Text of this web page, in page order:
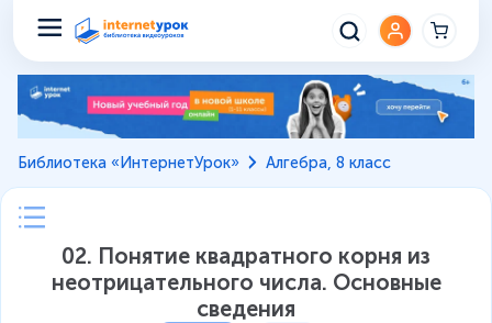
Библиотека «ИнтернетУрок» Алгебра, 8 класс
02. Понятие квадратного корня из
неотрицательного числа. Основные
сведения